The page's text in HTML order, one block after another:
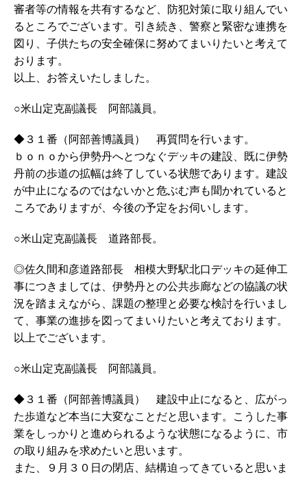
審者等の情報を共有するなど、防犯対策に取り組んでい
るところでございます。引き続き、警察と緊密な連携を
図り、子供たちの安全確保に努めてまいりたいと考えて
おります。
以上、お答えいたしました。
○米山定克副議長 阿部議員。
◆３１番（阿部善博議員） 再質問を行います。
ｂｏｎｏから伊勢丹へとつなぐデッキの建設、既に伊勢
丹前の歩道の拡幅は終了している状態であります。建設
が中止になるのではないかと危ぶむ声も聞かれていると
ころでありますが、今後の予定をお伺いします。
○米山定克副議長 道路部長。
◎佐久間和彦道路部長 相模大野駅北口デッキの延伸工
事につきましては、伊勢丹との公共歩廊などの協議の状
況を踏まえながら、課題の整理と必要な検討を行いまし
て、事業の進捗を図ってまいりたいと考えております。
以上でございます。
○米山定克副議長 阿部議員。
◆３１番（阿部善博議員） 建設中止になると、広がっ
た歩道など本当に大変なことだと思います。こうした事
業をしっかりと進められるような状態になるように、市
の取り組みを求めたいと思います。
また、９月３０日の閉店、結構迫ってきていると思いま